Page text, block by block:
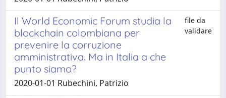
Il World Economic Forum studia la
blockchain colombiana per
prevenire la corruzione
amministrativa. Ma in Italia a che
punto siamo?
file da
validare
2020-01-01 Rubechini, Patrizio